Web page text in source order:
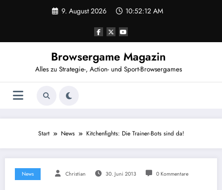
9. August 2026 10:52:13 AM
Browsergame Magazin
Alles zu Strategie-, Action- und Sport-Browsergames
Start News Kitchenfights: Die Trainer-Bots sind da!
News Christian 30. Juni 2013 0 Kommentare